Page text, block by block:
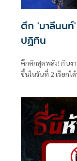
ตึก 'มาลีนนท์
ปฏิทิน
คึกคักสุดพลัง! กับง
ขึ้นในวันที่ 2 เรียก
หมาก–คิมเบอร์ลี่
พาย รินรดา, ภณ ณ
ปณิธาน, เก๋ไก๋ ณัฐ
เสียงหัวเราะ และ
เช้า ทำเอาบริเว
เมตร